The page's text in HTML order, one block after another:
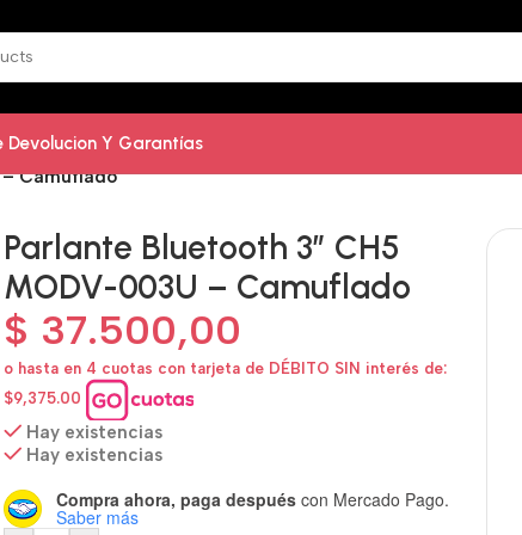
Devolucion Y Garantías
Camuflado
Parlante Bluetooth 3″ CH5
MODV-003U – Camuflado
$ 37.500,00
o hasta en 4 cuotas con tarjeta de DÉBITO SIN interés de:
$9,375.00
Hay existencias
Hay existencias
Compra ahora, paga despuéscon Mercado Pago.
Saber más